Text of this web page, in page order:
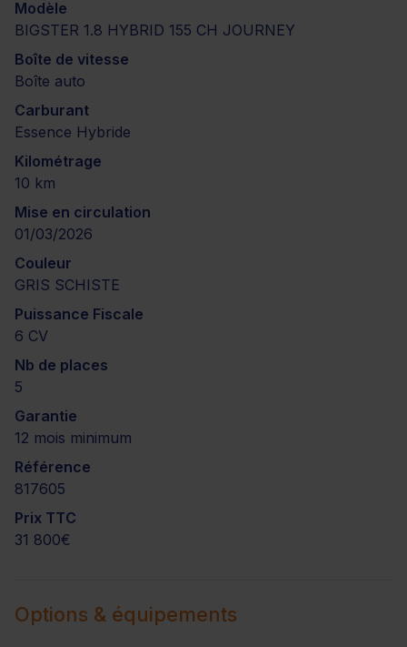
Modèle
BIGSTER 1.8 HYBRID 155 CH JOURNEY
Boîte de vitesse
Boîte auto
Carburant
Essence Hybride
Kilométrage
10 km
Mise en circulation
01/03/2026
Couleur
GRIS SCHISTE
Puissance Fiscale
6 CV
Nb de places
5
Garantie
12 mois minimum
Référence
817605
Prix TTC
31 800€
Options & équipements